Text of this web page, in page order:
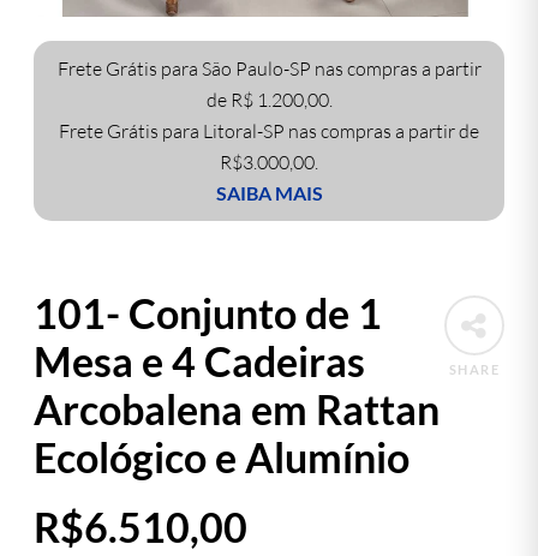
Frete Grátis para São Paulo-SP nas compras a partir
de R$ 1.200,00.
Frete Grátis para Litoral-SP nas compras a partir de
R$3.000,00.
SAIBA MAIS
SHARE
101- Conjunto de 1
Mesa e 4 Cadeiras
Arcobalena em Rattan
Ecológico e Alumínio
R$6.510,00